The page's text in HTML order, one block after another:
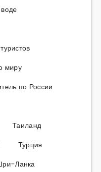
миру
по России
Таиланд
Турция
Ланка